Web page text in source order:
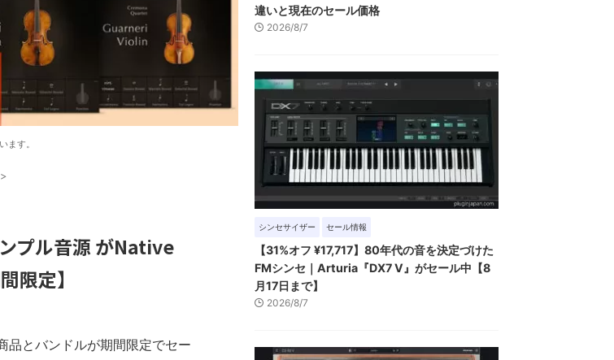
ます。
>
プル音源 がNative
限定】
品とバンドルが期間限定でセー
違いと現在のセール価格
2026/8/7
シンセサイザー セール情報
【31%オフ ¥17,717】80年代の音を決定づけた
FMシンセ｜Arturia『DX7 V』がセール中【8
月17日まで】
2026/8/7